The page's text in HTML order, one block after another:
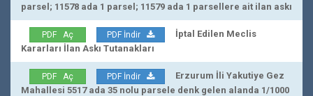
parsel; 11578 ada 1 parsel; 11579 ada 1 parsellere ait ilan askı
PDF Aç PDF İndir
İptal Edilen Meclis
Kararları İlan Askı Tutanakları
PDF Aç PDF İndir
Erzurum İli Yakutiye Gez
Mahallesi 5517 ada 35 nolu parsele denk gelen alanda 1/1000